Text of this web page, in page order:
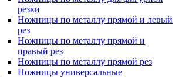
резки
Ножницы по металлу прямой и левый
рез
Ножницы по металлу прямой и
правый рез
Ножницы по металлу прямой рез
Ножницы универсальные